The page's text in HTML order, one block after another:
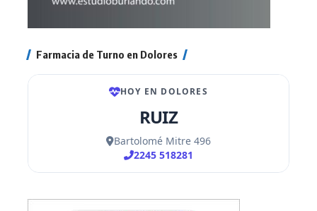
Farmacia de Turno en Dolores